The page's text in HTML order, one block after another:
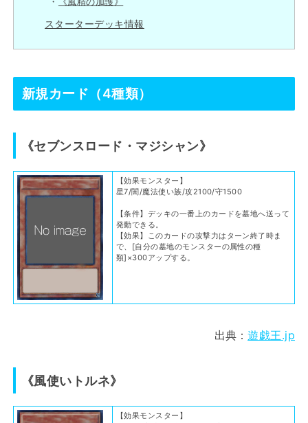
スターターデッキ情報
新規カード（4種類）
《セブンスロード・マジシャン》
【効果モンスター】
星7/闇/魔法使い族/攻2100/守1500
【条件】デッキの一番上のカードを墓地へ送って
発動できる。
【効果】このカードの攻撃力はターン終了時ま
で、[自分の墓地のモンスターの属性の種
類]×300アップする。
出典：遊戯王.jp
《風使いトルネ》
【効果モンスター】